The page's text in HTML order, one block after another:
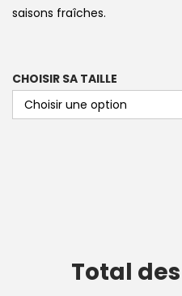
saisons fraîches.
CHOISIR SA TAILLE
Total